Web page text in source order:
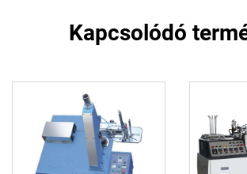
Kapcsolódó